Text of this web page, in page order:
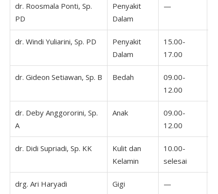
dr. Roosmala Ponti, Sp.
PD
Penyakit
Dalam
—
dr. Windi Yuliarini, Sp. PD
Penyakit
Dalam
15.00-
17.00
dr. Gideon Setiawan, Sp. B Bedah
09.00-
12.00
dr. Deby Anggororini, Sp.
A
Anak
09.00-
12.00
dr. Didi Supriadi, Sp. KK
Kulit dan
Kelamin
10.00-
selesai
drg. Ari Haryadi Gigi —